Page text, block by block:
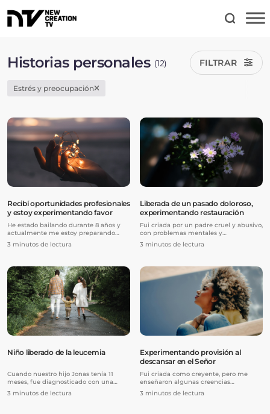
Historias personales (12) FILTRAR
Estrés y preocupación
Recibí oportunidades profesionales
y estoy experimentando favor
He estado bailando durante 8 años y
actualmente me estoy preparando
para hacer de la danza mi carrera
profesional y bailar con una compañía.
exigente. Comencé a tomar clases en
otro estudio además del que ya asistía.
3 minutos de lectura
Liberada de un pasado doloroso,
experimentando restauración
Fui criada por un padre cruel y abusivo,
con problemas mentales y
extremadamente legalista. Pasé mi
infancia temiéndole y luchando
autoestima era muy baja. Pensaba que
era horriblemente fea, tonta y una
carga para cualquiera que me
3 minutos de lectura
Niño liberado de la leucemia
Cuando nuestro hijo Jonas tenía 11
meses, fue diagnosticado con una
forma rara de leucemia. Los médicos
recomendaron que Jonas se sometiera
3 minutos de lectura
Experimentando provisión al
descansar en el Señor
Fui criada como creyente, pero me
enseñaron algunas creencias
limitantes. Pensaba que, si estaba
confiando en Dios por algo y pecaba,
3 minutos de lectura